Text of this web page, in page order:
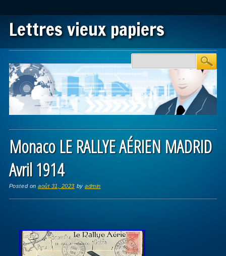
Lettres vieux papiers
Main menu
Monaco LE RALLYE AÉRIEN MADRID
Avril 1914
Posted onaoût 31, 2023 byadmin